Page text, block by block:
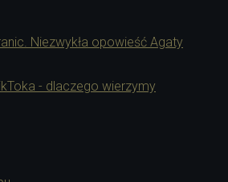
Niezwykła opowieść Agaty
- dlaczego wierzymy